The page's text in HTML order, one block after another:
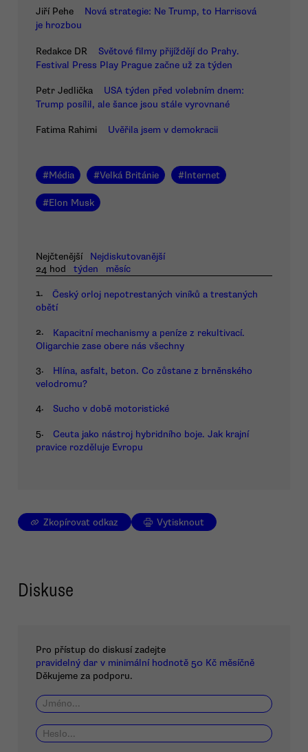
Jiří Pehe
Nová strategie: Ne Trump, to Harrisová
je hrozbou
Redakce DR
Světové filmy přijíždějí do Prahy.
Festival Press Play Prague začne už za týden
Petr Jedlička
USA týden před volebním dnem:
Trump posílil, ale šance jsou stále vyrovnané
Fatima Rahimi Uvěřila jsem v demokracii
#Média #Velká Británie #Internet
#Elon Musk
Nejčtenější
Nejdiskutovanější
24 hod
týden měsíc
1.
Český orloj nepotrestaných viníků a trestaných
obětí
2.
Kapacitní mechanismy a peníze z rekultivací.
Oligarchie zase obere nás všechny
3.
Hlína, asfalt, beton. Co zůstane z brněnského
velodromu?
4. Sucho v době motoristické
5.
Ceuta jako nástroj hybridního boje. Jak krajní
pravice rozděluje Evropu
Zkopírovat odkaz Vytisknout
Diskuse
Pro přístup do diskusí zadejte
pravidelný dar v minimální hodnotě 50 Kč měsíčně
Děkujeme za podporu.